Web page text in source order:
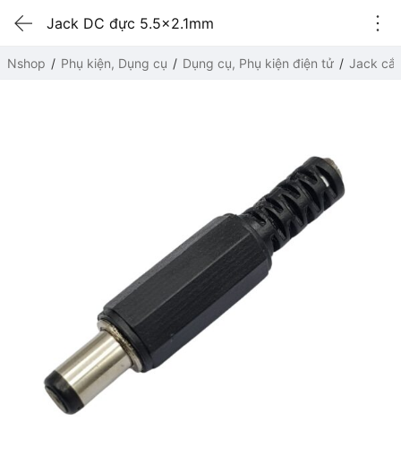
Jack DC đực 5.5x2.1mm
Nshop Phụ kiện, Dụng cụ Dụng cụ, Phụ kiện điện tử Jack